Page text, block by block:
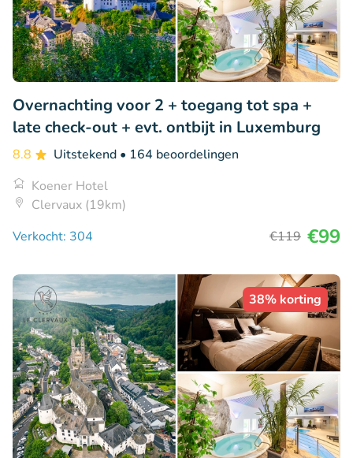
Overnachting voor 2 + toegang tot spa +
late check-out + evt. ontbijt in Luxemburg
8.8 Uitstekend • 164 beoordelingen
Koener Hotel
Clervaux (19km)
Verkocht: 304
€119 €99
38% korting